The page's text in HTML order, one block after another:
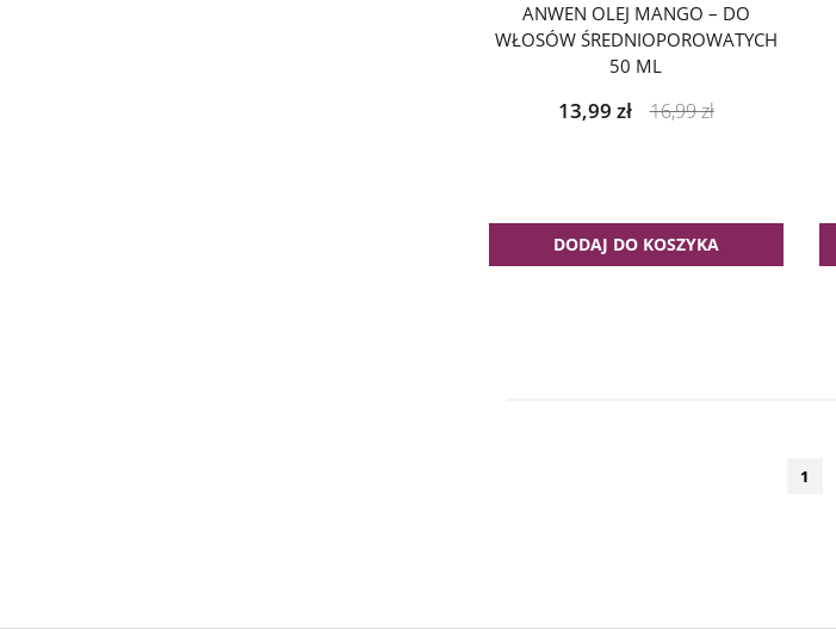
ANWEN OLEJ MANGO – DO
WŁOSÓW ŚREDNIOPOROWATYCH
50 ML
13,99 zł 16,99zł
DODAJ DO KOSZYKA
1